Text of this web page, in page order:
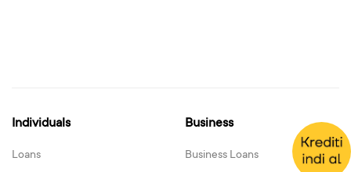
Individuals
Loans
Business
Business Loans